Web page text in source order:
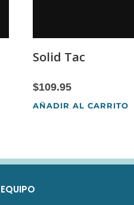
Solid Tac
$109.95
AÑADIR AL CARRITO